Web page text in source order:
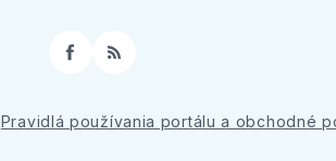
Facebook
RSS
Pravidlá používania portálu a obchodné